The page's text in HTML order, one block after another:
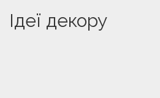
Ідеї декору